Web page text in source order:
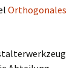
Orthogonales